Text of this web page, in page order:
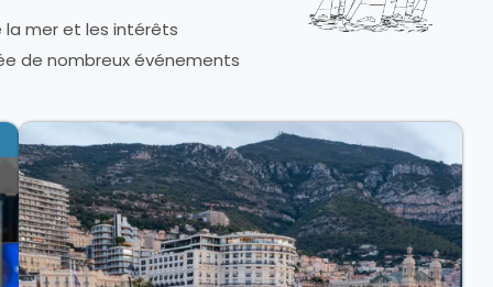
la mer et les intérêts
de nombreux événements